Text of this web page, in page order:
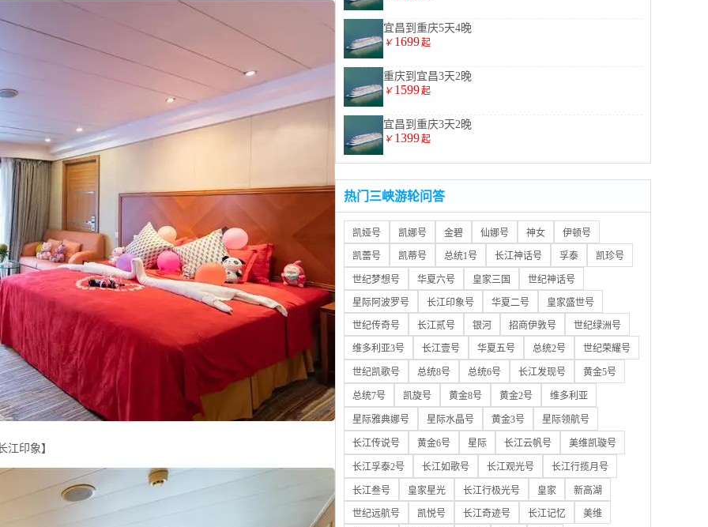
江印象】
宜昌到重庆5天4晚
￥ 1699起
重庆到宜昌3天2晚
￥ 1599起
宜昌到重庆3天2晚
￥ 1399起
热门三峡游轮问答
凯娅号 凯娜号 金碧 仙娜号 神女 伊顿号
凯蕾号 凯蒂号 总统1号 长江神话号 孚泰 凯珍号
世纪梦想号 华夏六号 皇家三国 世纪神话号
星际阿波罗号 长江印象号 华夏二号 皇家盛世号
世纪传奇号 长江贰号 银河 招商伊敦号 世纪绿洲号
维多利亚3号 长江壹号 华夏五号 总统2号 世纪荣耀号
世纪凯歌号 总统8号 总统6号 长江发现号 黄金5号
总统7号 凯旋号 黄金8号 黄金2号 维多利亚
星际雅典娜号 星际水晶号 黄金3号 星际领航号
长江传说号 黄金6号 星际 长江云帆号 美维凯璇号
长江孚泰2号 长江如歌号 长江观光号 长江行揽月号
长江叁号 皇家星光 长江行极光号 皇家 新高湖
世纪远航号 凯悦号 长江奇迹号 长江记忆 美维